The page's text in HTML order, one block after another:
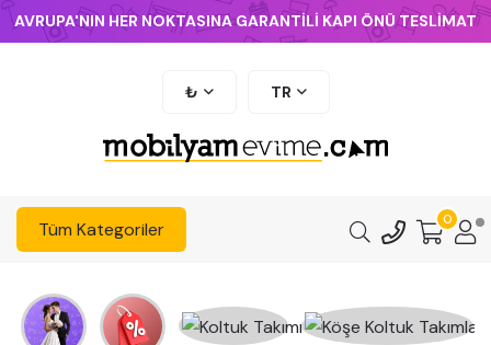
AVRUPA'NIN HER NOKTASINA GARANTİLİ KAPI ÖNÜ TESLİMAT
₺ TR
Tüm Kategoriler 0